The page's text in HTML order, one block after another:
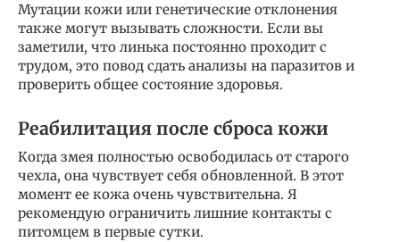
Мутации кожи или генетические отклонения
также могут вызывать сложности. Если вы
заметили, что линька постоянно проходит с
трудом, это повод сдать анализы на паразитов и
проверить общее состояние здоровья.
Реабилитация после сброса кожи
Когда змея полностью освободилась от старого
чехла, она чувствует себя обновленной. В этот
момент ее кожа очень чувствительна. Я
рекомендую ограничить лишние контакты с
питомцем в первые сутки.